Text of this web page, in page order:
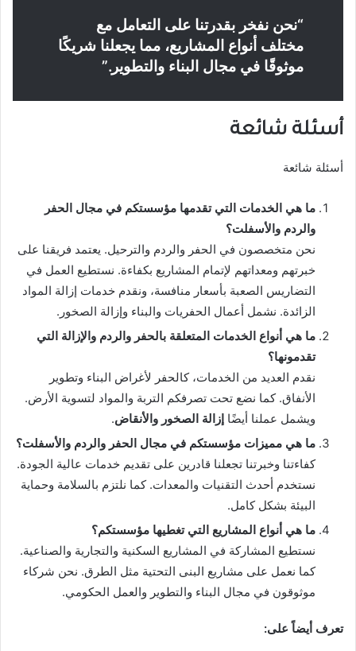
“نحن نفخر بقدرتنا على التعامل مع
مختلف أنواع المشاريع، مما يجعلنا شريكًا
موثوقًا في مجال البناء والتطوير.”
أسئلة شائعة
أسئلة شائعة
ما هي الخدمات التي تقدمها مؤسستكم في مجال الحفر
والردم والأسفلت؟
نحن متخصصون في الحفر والردم والترحيل. يعتمد فريقنا على
خبرتهم ومعداتهم لإتمام المشاريع بكفاءة. نستطيع العمل في
التضاريس الصعبة بأسعار منافسة، ونقدم خدمات إزالة المواد
الزائدة. نشمل أعمال الحفريات والبناء وإزالة الصخور.
ما هي أنواع الخدمات المتعلقة بالحفر والردم والإزالة التي
تقدمونها؟
نقدم العديد من الخدمات، كالحفر لأغراض البناء وتطوير
الأنفاق. كما نضع تحت تصرفكم التربة والمواد لتسوية الأرض.
ويشمل عملنا أيضًا إزالة الصخور والأنقاض.
ما هي مميزات مؤسستكم في مجال الحفر والردم والأسفلت؟
كفاءتنا وخبرتنا تجعلنا قادرين على تقديم خدمات عالية الجودة.
نستخدم أحدث التقنيات والمعدات. كما نلتزم بالسلامة وحماية
البيئة بشكل كامل.
ما هي أنواع المشاريع التي تغطيها مؤسستكم؟
نستطيع المشاركة في المشاريع السكنية والتجارية والصناعية.
كما نعمل على مشاريع البنى التحتية مثل الطرق. نحن شركاء
موثوقون في مجال البناء والتطوير والعمل الحكومي.
تعرف أيضاً على: